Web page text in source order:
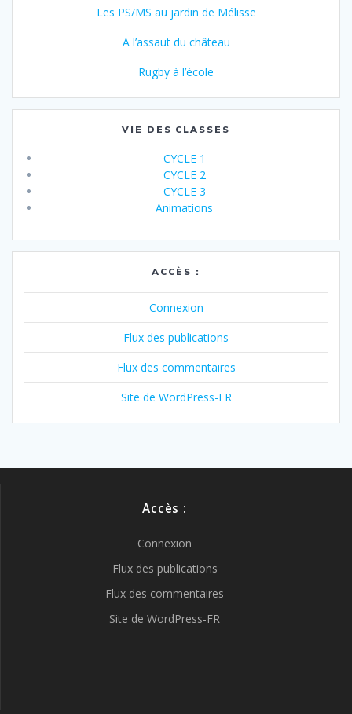
Les PS/MS au jardin de Mélisse
A l’assaut du château
Rugby à l’école
VIE DES CLASSES
CYCLE 1
CYCLE 2
CYCLE 3
Animations
ACCÈS :
Connexion
Flux des publications
Flux des commentaires
Site de WordPress-FR
Accès :
Connexion
Flux des publications
Flux des commentaires
Site de WordPress-FR